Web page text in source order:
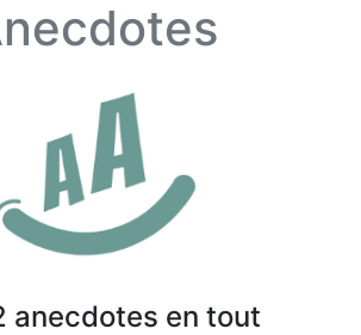
anecdotes en tout